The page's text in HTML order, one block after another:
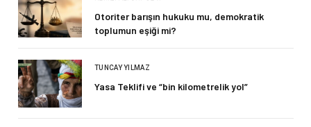
Otoriter barışın hukuku mu, demokratik
toplumun eşiği mi?
TUNCAY YILMAZ
Yasa Teklifi ve “bin kilometrelik yol”